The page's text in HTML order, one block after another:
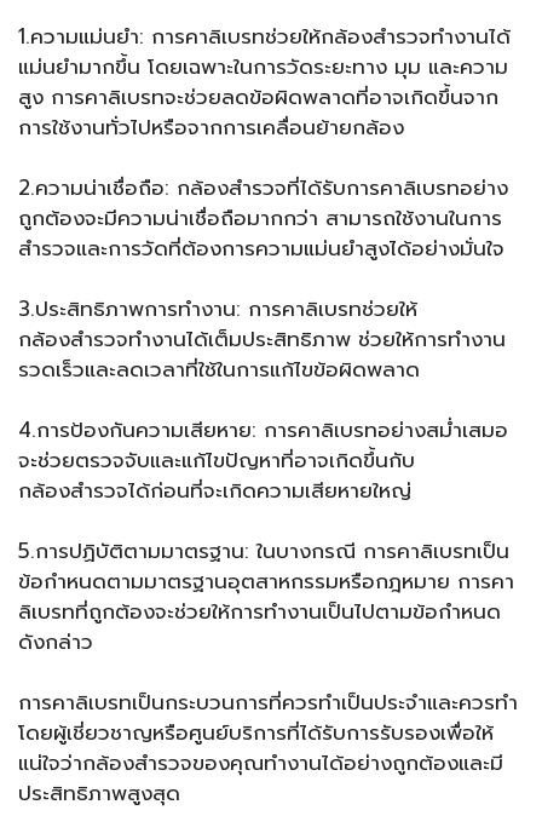
1.ความแม่นยำ: การคาลิเบรทช่วยให้กล้องสำรวจทำงานได้
แม่นยำมากขึ้น โดยเฉพาะในการวัดระยะทาง มุม และความ
สูง การคาลิเบรทจะช่วยลดข้อผิดพลาดที่อาจเกิดขึ้นจาก
การใช้งานทั่วไปหรือจากการเคลื่อนย้ายกล้อง
2.ความน่าเชื่อถือ: กล้องสำรวจที่ได้รับการคาลิเบรทอย่าง
ถูกต้องจะมีความน่าเชื่อถือมากกว่า สามารถใช้งานในการ
สำรวจและการวัดที่ต้องการความแม่นยำสูงได้อย่างมั่นใจ
3.ประสิทธิภาพการทำงาน: การคาลิเบรทช่วยให้
กล้องสำรวจทำงานได้เต็มประสิทธิภาพ ช่วยให้การทำงาน
รวดเร็วและลดเวลาที่ใช้ในการแก้ไขข้อผิดพลาด
4.การป้องกันความเสียหาย: การคาลิเบรทอย่างสม่ำเสมอ
จะช่วยตรวจจับและแก้ไขปัญหาที่อาจเกิดขึ้นกับ
กล้องสำรวจได้ก่อนที่จะเกิดความเสียหายใหญ่
5.การปฏิบัติตามมาตรฐาน: ในบางกรณี การคาลิเบรทเป็น
ข้อกำหนดตามมาตรฐานอุตสาหกรรมหรือกฎหมาย การคา
ลิเบรทที่ถูกต้องจะช่วยให้การทำงานเป็นไปตามข้อกำหนด
ดังกล่าว
การคาลิเบรทเป็นกระบวนการที่ควรทำเป็นประจำและควรทำ
โดยผู้เชี่ยวชาญหรือศูนย์บริการที่ได้รับการรับรองเพื่อให้
แน่ใจว่ากล้องสำรวจของคุณทำงานได้อย่างถูกต้องและมี
ประสิทธิภาพสูงสุด